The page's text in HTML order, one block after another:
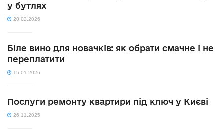
у бутлях
20.02.2026
Біле вино для новачків: як обрати смачне і не
переплатити
15.01.2026
Послуги ремонту квартири під ключ у Києві
26.11.2025